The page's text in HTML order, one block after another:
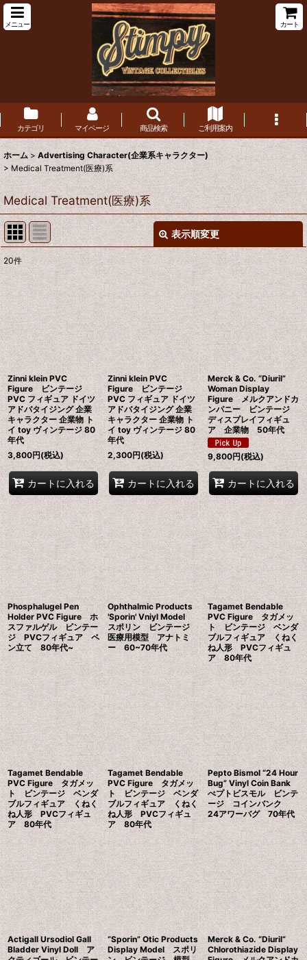
メニュー カート
カテゴリ マイページ 商品検索 ご利用案内
ホーム > Advertising Character(企業系キャラクター)
> Medical Treatment(医療)系
Medical Treatment(医療)系
表示順変更
表示数 :
在庫あり
並び順
絞り込む
20件
Zinni klein PVC
Figure ビンテージ
PVC フィギュア ドイツ
アドバタイジング 企業
キャラクター 企業物 ト
イ toy ヴィンテージ 80
年代
3,800円(税込)
カートに入れる
Zinni klein PVC
Figure ビンテージ
PVC フィギュア ドイツ
アドバタイジング 企業
キャラクター 企業物 ト
イ toy ヴィンテージ 80
年代
2,300円(税込)
カートに入れる
Merck & Co. “Diuril”
Woman Display
Figure メルクアンドカ
ンパニー ビンテージ
ディスプレイフィギュ
ア 企業物 50年代
9,800円(税込)
カートに入れる
Phosphalugel Pen
Holder PVC Figure ホ
スファルゲル ビンテー
ジ PVCフィギュア ペ
ン立て 80年代~
Ophthalmic Products
'Sporin' Vniyl Model
スポリン ビンテージ
医療用模型 アナトミ
ー 60~70年代
Tagamet Bendable
PVC Figure タガメッ
ト ビンテージ ベンダ
ブルフィギュア くねく
ね人形 PVCフィギュ
ア 80年代
Tagamet Bendable
PVC Figure タガメッ
ト ビンテージ ベンダ
ブルフィギュア くねく
ね人形 PVCフィギュ
ア 80年代
Tagamet Bendable
PVC Figure タガメッ
ト ビンテージ ベンダ
ブルフィギュア くねく
ね人形 PVCフィギュ
ア 80年代
Pepto Bismol “24 Hour
Bug” Vinyl Coin Bank
ぺプトビスモル ビンテ
ージ コインバンク
24アワーバグ 70年代
Actigall Ursodiol Gall
Bladder Vinyl Doll ア
“Sporin” Otic Products
Display Model スポリ
Merck & Co. “Diuril”
Chlorothiazide Display